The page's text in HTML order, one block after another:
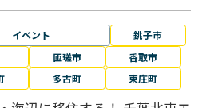
イベント
銚子市
匝瑳市
香取市
多古町 東庄町